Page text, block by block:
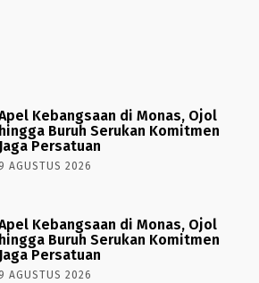
Kebangsaan di Monas, Ojol
hingga Buruh Serukan Komitmen
Jaga Persatuan
9 AGUSTUS 2026
Kebangsaan di Monas, Ojol
hingga Buruh Serukan Komitmen
Jaga Persatuan
9 AGUSTUS 2026